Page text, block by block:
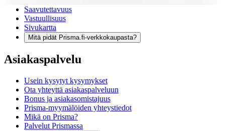
Saavutettavuus
Vastuullisuus
Sivukartta
Mitä pidät Prisma.fi-verkkokaupasta?
Asiakaspalvelu
Usein kysytyt kysymykset
Ota yhteyttä asiakaspalveluun
Bonus ja asiakasomistajuus
Prisma-myymälöiden yhteystiedot
Mikä on Prisma?
Palvelut Prismassa